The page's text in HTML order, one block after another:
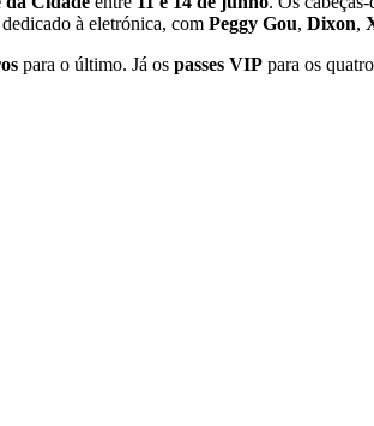
à eletrónica, com Peggy Gou, Dixon,
para o último. Já os passes VIP para os